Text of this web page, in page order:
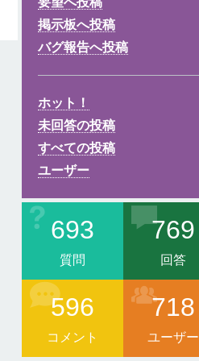
掲示板へ投稿
バグ報告へ投稿
ホット！
未回答の投稿
すべての投稿
ユーザー
693
質問
769
回答
596
コメント
718
ユーザー